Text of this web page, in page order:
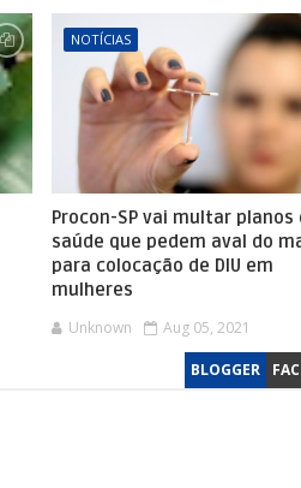
NOTÍCIAS
Procon-SP vai multar planos
saúde que pedem aval do
para colocação de DIU em
mulheres
Unknown Aug 05, 2021
BLOGGER